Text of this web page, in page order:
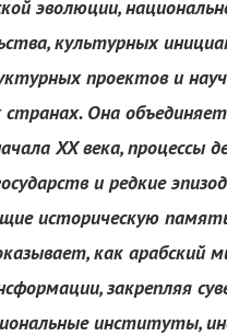
эволюции,
культурных
проектов и
странах. Она
XX века, процессы
и редкие
историческую
как арабский
закрепляя
институты,